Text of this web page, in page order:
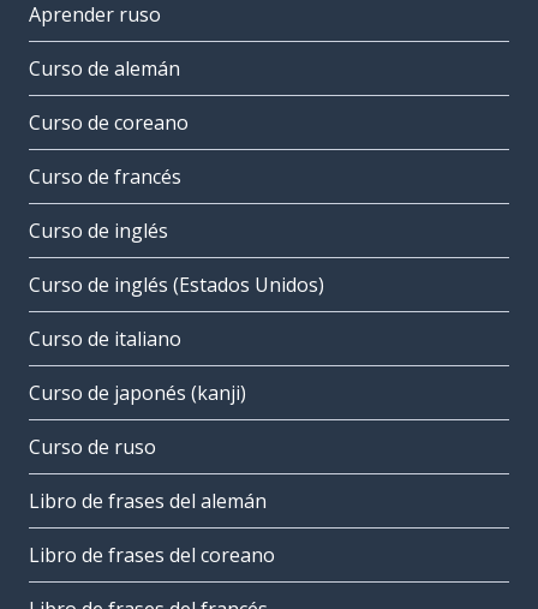
Aprender ruso
Curso de alemán
Curso de coreano
Curso de francés
Curso de inglés
Curso de inglés (Estados Unidos)
Curso de italiano
Curso de japonés (kanji)
Curso de ruso
Libro de frases del alemán
Libro de frases del coreano